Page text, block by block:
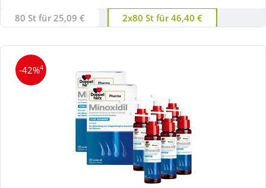
80 St für 25,09 € 2x80 St für 46,40 €
-42%4